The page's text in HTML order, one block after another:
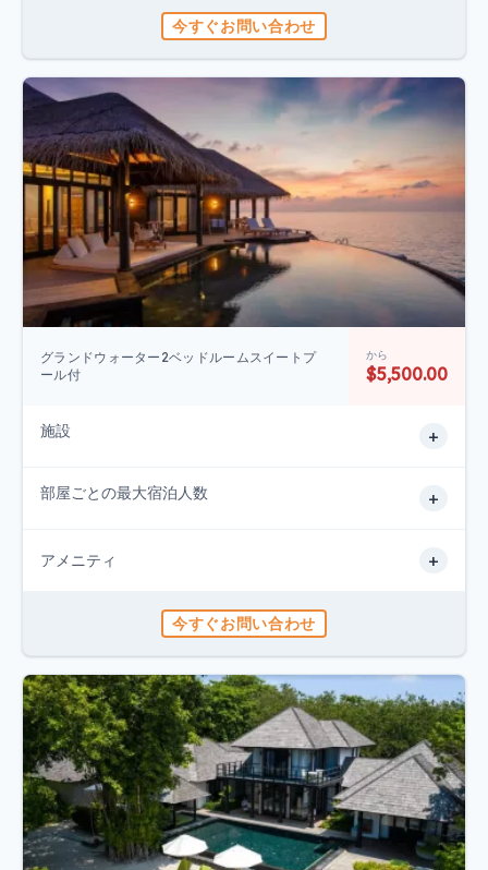
今すぐお問い合わせ
グランドウォーター2ベッドルームスイートプ
ール付
から
$5,500.00
施設 +
部屋ごとの最大宿泊人数 +
アメニティ +
今すぐお問い合わせ